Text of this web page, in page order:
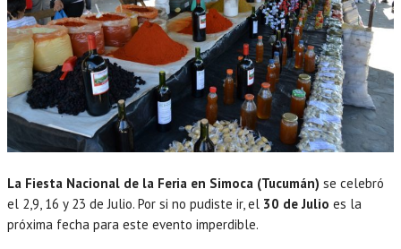
La Fiesta Nacional de la Feria en Simoca (Tucumán) se celebró
el 2,9, 16 y 23 de Julio. Por si no pudiste ir, el 30 de Julio es la
próxima fecha para este evento imperdible.